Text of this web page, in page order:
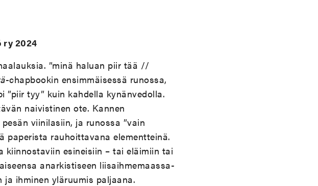
ry 2024
”minä haluan piir tää //
-chapbookin ensimmäisessä runossa,
”piir tyy” kuin kahdella kynänvedolla.
naivistinen ote. Kannen
viinilasiin, ja runossa ”vain
paperista rauhoittavana elementteinä.
kiinnostaviin esineisiin – tai eläimiin tai
anarkistiseen liisaihmemaassa-
ihminen yläruumis paljaana.